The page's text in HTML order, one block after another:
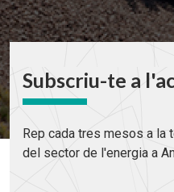
Subscriu-te a
Rep cada tres mesos a la
del sector de l'energia a